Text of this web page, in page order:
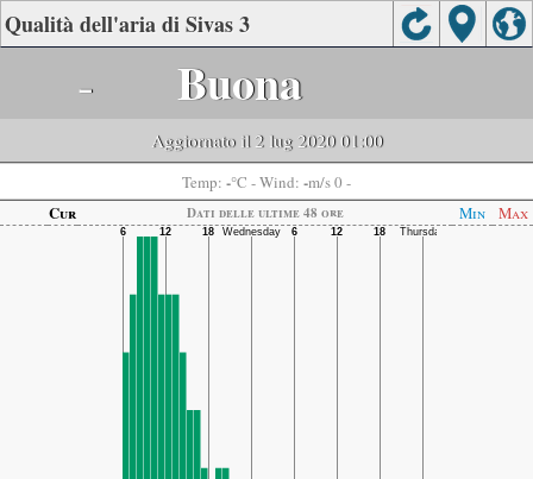
Qualità dell'aria di Sivas 3
- Buona
Aggiornato il 2 lug 2020 01:00
Temp: -°C - Wind: -m/s 0 -
Cur
Dati delle ultime 48 ore Min Max